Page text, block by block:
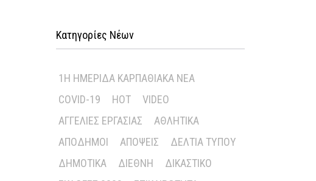
Κατηγορίες Νέων
1Η ΗΜΕΡΊΔΑ ΚΑΡΠΑΘΙΑΚΆ ΝΈΑ
COVID-19
HOT
VIDEO
ΑΓΓΕΛΊΕΣ ΕΡΓΑΣΊΑΣ
ΑΘΛΗΤΙΚΆ
ΑΠΌΔΗΜΟΙ
ΑΠΌΨΕΙΣ
ΔΕΛΤΊΑ ΤΎΠΟΥ
ΔΗΜΟΤΙΚΆ
ΔΙΕΘΝΉ
ΔΙΚΑΣΤΙΚΌ